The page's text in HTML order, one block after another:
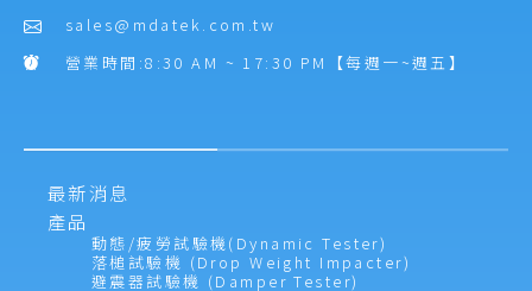
Dewesoft X軟體支援當今工業和製造過程中使用
是將測量數據集成為工業
連接的一部分，
n 西門子
n Modbus
串行通信
工廠校準和一致性測試
所有 Dewesoft數據採集系統在離開我們的總部給
ISO標準化過程需要定期檢查測量設備。如果您的
組織需要，您可以每年將
進行檢查，或者
立一個新的校準實驗室或擴展您現有的校準實驗
室。
sales@mdatek.com.tw
營業時間:8:30 AM ~ 17:30 PM【每週一~週五】
最新消息
產品
動態/疲勞試驗機(Dynamic Tester)
落槌試驗機 (Drop Weight Impacter)
避震器試驗機 (Damper Tester)